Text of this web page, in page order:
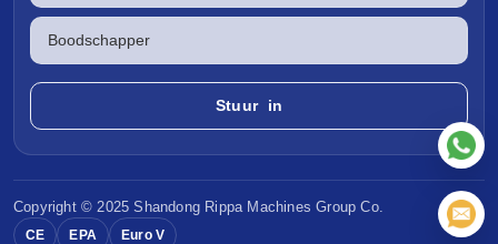
Copyright © 2025 Shandong Rippa Machines Group Co.
CE EPA Euro V